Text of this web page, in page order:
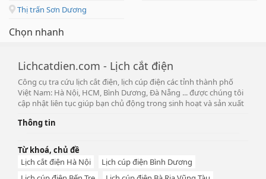
Thị trấn Sơn Dương
Chọn nhanh
Lichcatdien.com - Lịch cắt điện
Công cụ tra cứu lịch cắt điện, lịch cúp điện các tỉnh thành phố
Việt Nam: Hà Nội, HCM, Bình Dương, Đà Nẵng ... được chúng tôi
cập nhật liên tục giúp bạn chủ động trong sinh hoạt và sản xuất
Thông tin
Từ khoá, chủ đề
Lịch cắt điện Hà Nội
Lịch cúp điện Bình Dương